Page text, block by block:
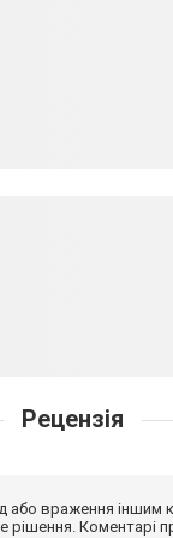
Рецензія
або враження
Коментарі